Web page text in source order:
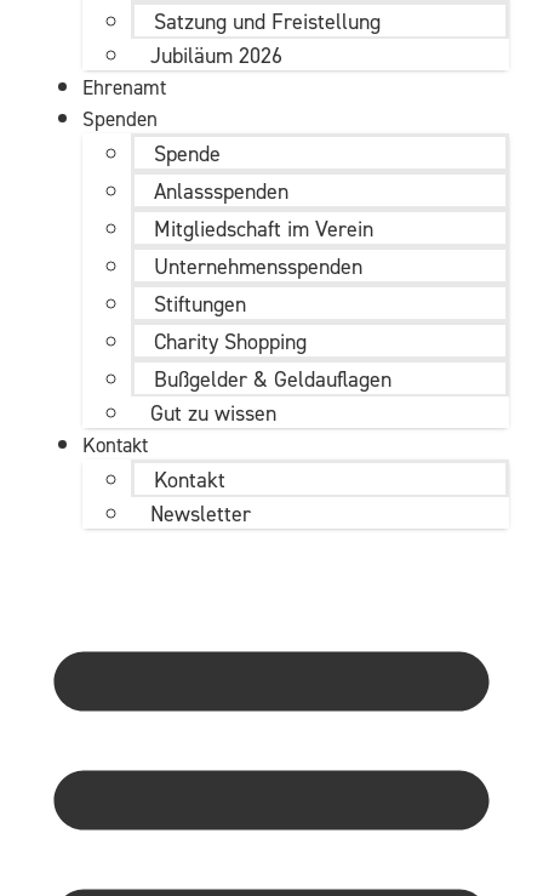
Satzung und Freistellung
Jubiläum 2026
Ehrenamt
Spenden
Spende
Anlassspenden
Mitgliedschaft im Verein
Unternehmens­spenden
Stiftungen
Charity Shopping
Bußgelder & Geldauflagen
Gut zu wissen
Kontakt
Kontakt
Newsletter